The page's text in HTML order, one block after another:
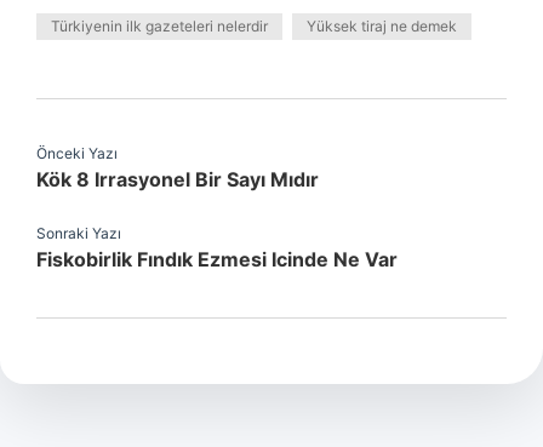
Türkiyenin ilk gazeteleri nelerdir Yüksek tiraj ne demek
Önceki Yazı
Kök 8 Irrasyonel Bir Sayı Mıdır
Sonraki Yazı
Fiskobirlik Fındık Ezmesi Icinde Ne Var